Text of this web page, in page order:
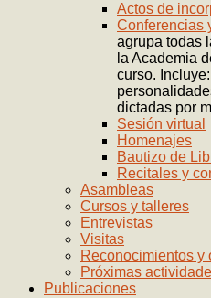
Actos de
Conferencias
agrupa todas
la Academia
curso.
dictadas por
Sesión virtual
Homenajes
Bautizo de
Recitales y
Asambleas
Cursos y talleres
Entrevistas
Visitas
Reconocimientos y
Próximas
Publicaciones